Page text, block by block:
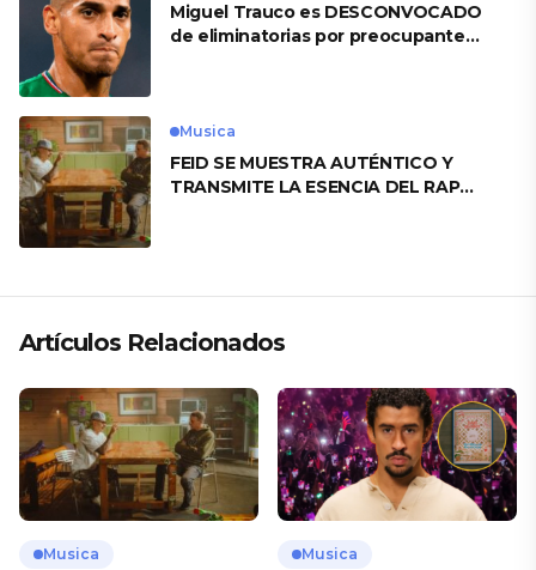
Miguel Trauco es DESCONVOCADO
de eliminatorias por preocupante
Musica
FEID SE MUESTRA AUTÉNTICO Y
TRANSMITE LA ESENCIA DEL RAP
Artículos Relacionados
Musica Musica